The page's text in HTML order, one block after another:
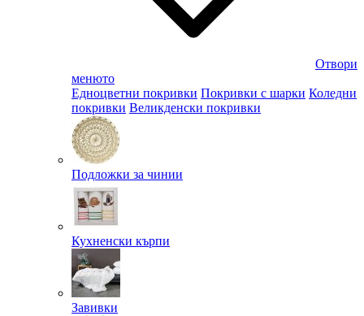
Отвори
менюто
Едноцветни покривки Покривки с шарки Коледни
покривки Великденски покривки
Подложки за чинии
Кухненски кърпи
Завивки